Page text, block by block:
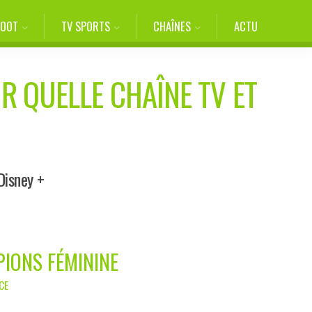
TV SPORTS CHAÎNES ACTU
QUELLE CHAÎNE TV ET
+
FÉMININE